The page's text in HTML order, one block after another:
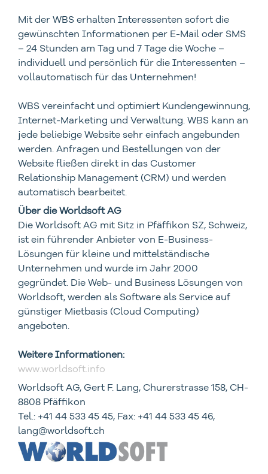
Mit der WBS erhalten Interessenten sofort die
gewünschten Informationen per E-Mail oder SMS
– 24 Stunden am Tag und 7 Tage die Woche –
individuell und persönlich für die Interessenten –
vollautomatisch für das Unternehmen!
WBS vereinfacht und optimiert Kundengewinnung,
Internet-Marketing und Verwaltung. WBS kann an
jede beliebige Website sehr einfach angebunden
werden. Anfragen und Bestellungen von der
Website fließen direkt in das Customer
Relationship Management (CRM) und werden
automatisch bearbeitet.
Über die Worldsoft AG
Die Worldsoft AG mit Sitz in Pfäffikon SZ, Schweiz,
ist ein führender Anbieter von E-Business-
Lösungen für kleine und mittelständische
Unternehmen und wurde im Jahr 2000
gegründet. Die Web- und Business Lösungen von
Worldsoft, werden als Software als Service auf
günstiger Mietbasis (Cloud Computing)
angeboten.
Weitere Informationen:
www.worldsoft.info
Worldsoft AG, Gert F. Lang, Churerstrasse 158, CH-
8808 Pfäffikon
Tel.: +41 44 533 45 45, Fax: +41 44 533 45 46,
lang@worldsoft.ch